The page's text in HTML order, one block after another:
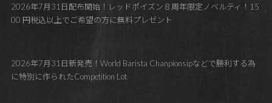
2026年7月31日配布開始！レッドポイズン８周年限定ノベルティ！15
00 円税込以上でご希望の方に無料プレゼント
2026年7月31日新発売！World Barista Chanpionsipなどで勝利する為
に特別に作られたCompetition Lot